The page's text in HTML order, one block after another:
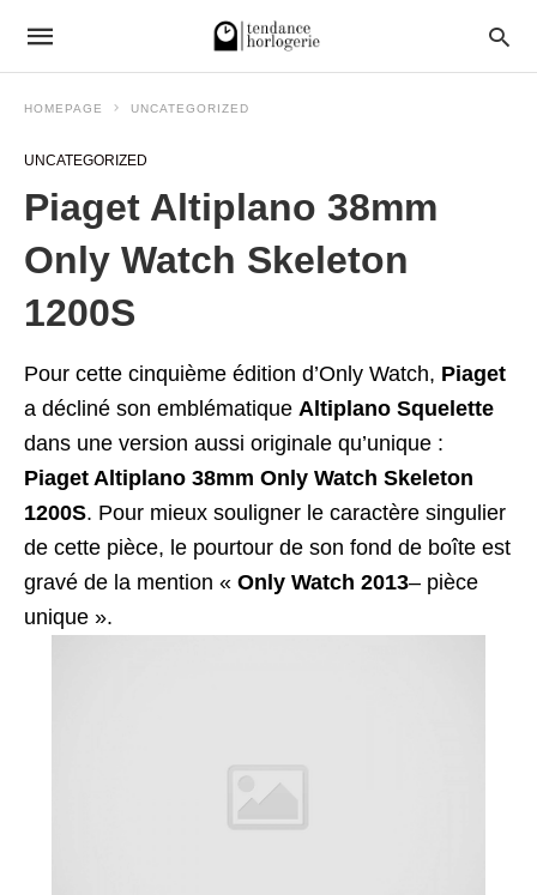
HOMEPAGE UNCATEGORIZED
UNCATEGORIZED
Piaget Altiplano 38mm
Only Watch Skeleton
1200S
Pour cette cinquième édition d’Only Watch, Piaget
a décliné son emblématique Altiplano Squelette
dans une version aussi originale qu’unique :
Piaget Altiplano 38mm Only Watch Skeleton
1200S. Pour mieux souligner le caractère singulier
de cette pièce, le pourtour de son fond de boîte est
gravé de la mention « Only Watch 2013– pièce
unique ».